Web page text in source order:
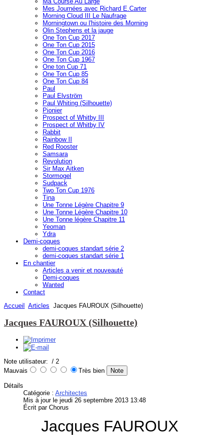
Mes Journées avec Richard E.Carter
Morning Cloud III Le Naufrage
Morningtown ou l'histoire des Morning
Olin Stephens et la jauge
One Ton Cup 2017
One Ton Cup 2015
One Ton Cup 2016
One Ton Cup 1967
One ton Cup 71
One Ton Cup 85
One Ton Cup 84
Paul
Paul Elvström
Paul Whiting (Silhouette)
Pionier
Prospect of Whitby III
Prospect of Whitby IV
Rabbit
Rainbow II
Red Rooster
Samsara
Revolution
Sir Max Aitken
Stormogel
Sudpack
Two Ton Cup 1976
Tina
Une Tonne Légère Chapitre 9
Une Tonne Légère Chapitre 10
Une Tonne légère Chapitre 11
Yeoman
Ydra
Demi-coques
demi-coques standart série 2
demi-coques standart série 1
En chantier
Articles a venir et nouveauté
Demi-coques
Wanted
Contact
Accueil
Articles Jacques FAUROUX (Silhouette)
Jacques FAUROUX (Silhouette)
Note utilisateur: / 2
Mauvais
Très bien
Détails
Catégorie : Architectes
Mis à jour le jeudi 26 septembre 2013 13:48
Écrit par Chorus
Jacques FAUROUX